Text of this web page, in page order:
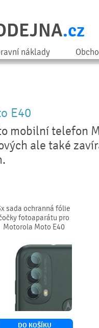
.cz
náklady
E40
mobilní telefon
ale také
sada ochranná fólie
fotoaparátu pro
Motorola Moto E40
DO KOŠÍKU